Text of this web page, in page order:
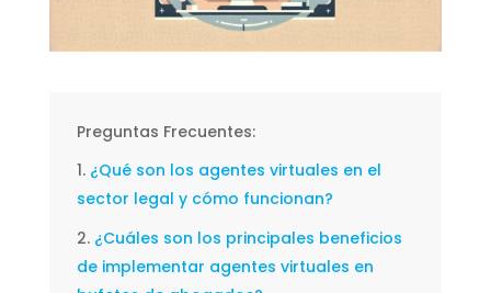
Preguntas Frecuentes:
¿Qué son los agentes virtuales en el
sector legal y cómo funcionan?
¿Cuáles son los principales beneficios
de implementar agentes virtuales en